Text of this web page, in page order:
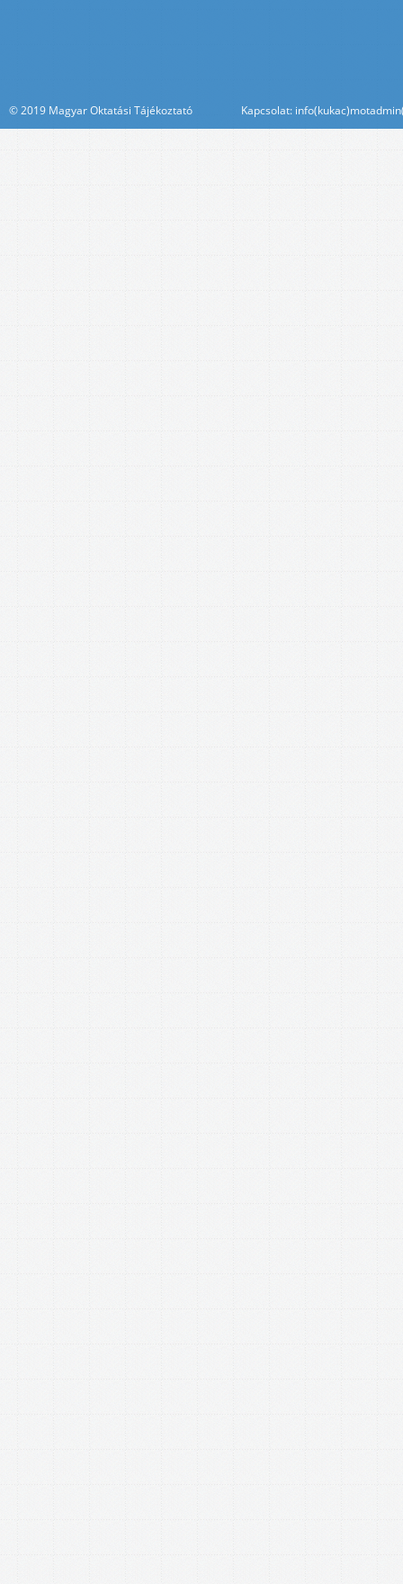
© 2019 Magyar Oktatási Tájékoztató Kapcsolat: